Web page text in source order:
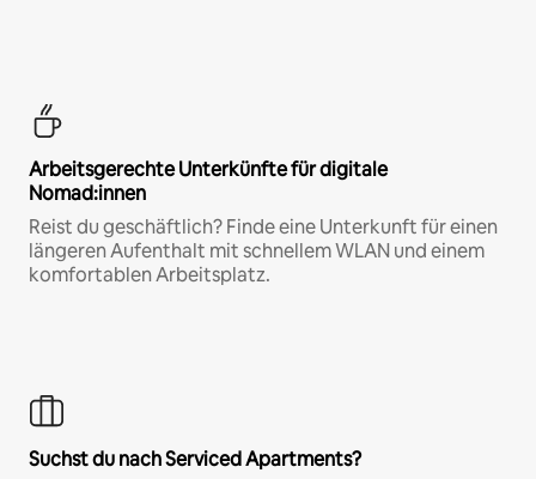
Arbeitsgerechte Unterkünfte für digitale
Nomad:innen
Reist du geschäftlich? Finde eine Unterkunft für einen
längeren Aufenthalt mit schnellem WLAN und einem
komfortablen Arbeitsplatz.
Suchst du nach Serviced Apartments?